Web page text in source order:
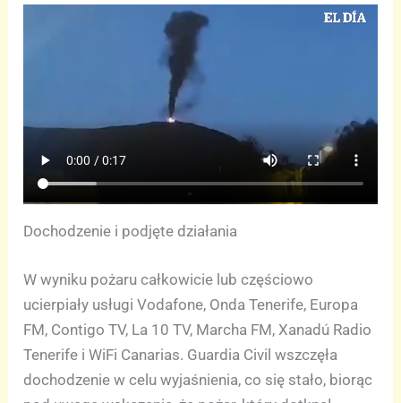
Dochodzenie i podjęte działania
W wyniku pożaru całkowicie lub częściowo
ucierpiały usługi Vodafone, Onda Tenerife, Europa
FM, Contigo TV, La 10 TV, Marcha FM, Xanadú Radio
Tenerife i WiFi Canarias. Guardia Civil wszczęła
dochodzenie w celu wyjaśnienia, co się stało, biorąc